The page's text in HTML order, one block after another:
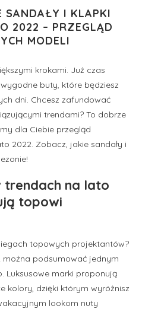
SANDAŁY I KLAPKI
2022 – PRZEGLĄD
MODELI
krokami. Już czas
buty, które będziesz
dni. Chcesz zafundować
trendami? To dobrze
dla Ciebie przegląd
2022. Zobacz, jakie sandały i
trendach na lato
topowi
topowych projektantów?
podsumować jednym
Luksusowe marki proponują
kolory, dzięki którym wyróżnisz
lookom nuty